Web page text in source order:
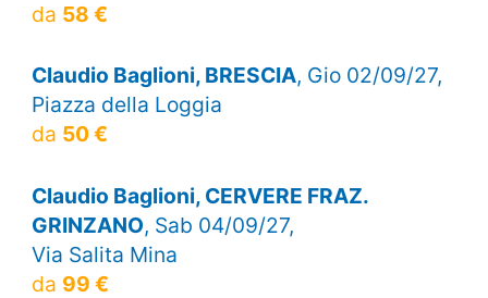
da 58 €
Claudio Baglioni, BRESCIA, Gio 02/09/27,
Piazza della Loggia
da 50 €
Claudio Baglioni, CERVERE FRAZ.
GRINZANO, Sab 04/09/27,
Via Salita Mina
da 99 €